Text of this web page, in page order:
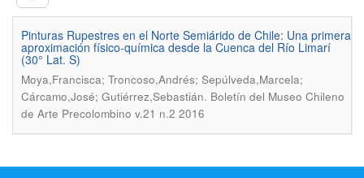
Pinturas Rupestres en el Norte Semiárido de Chile: Una primera
aproximación físico-química desde la Cuenca del Río Limarí
(30° Lat. S)
Moya,Francisca; Troncoso,Andrés; Sepúlveda,Marcela;
Cárcamo,José; Gutiérrez,Sebastián. Boletín del Museo Chileno
de Arte Precolombino v.21 n.2 2016